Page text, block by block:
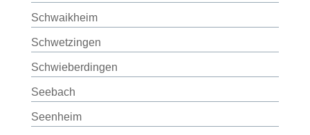
Schwaikheim
Schwetzingen
Schwieberdingen
Seebach
Seenheim